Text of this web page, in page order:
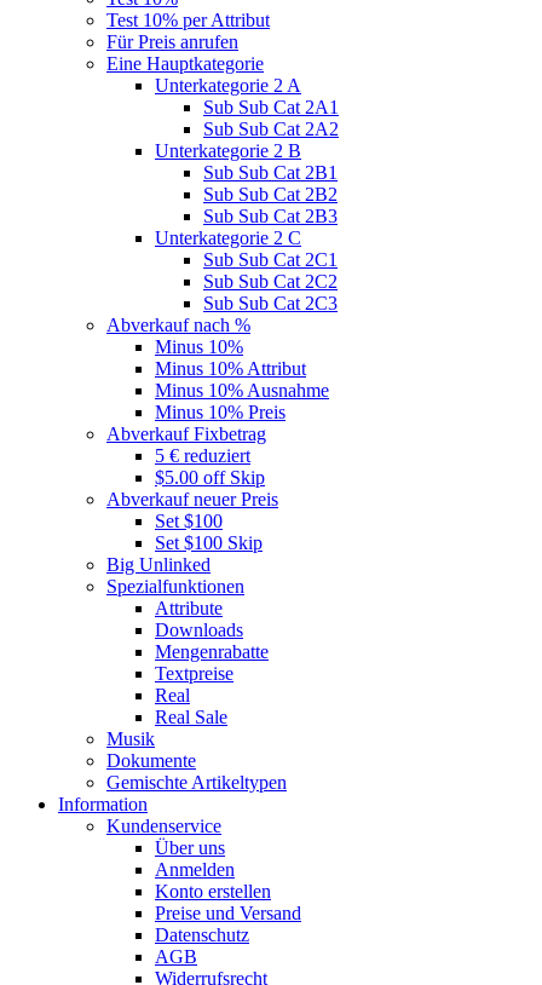
Test 10% per Attribut
Für Preis anrufen
Eine Hauptkategorie
Unterkategorie 2 A
Sub Sub Cat 2A1
Sub Sub Cat 2A2
Unterkategorie 2 B
Sub Sub Cat 2B1
Sub Sub Cat 2B2
Sub Sub Cat 2B3
Unterkategorie 2 C
Sub Sub Cat 2C1
Sub Sub Cat 2C2
Sub Sub Cat 2C3
Abverkauf nach %
Minus 10%
Minus 10% Attribut
Minus 10% Ausnahme
Minus 10% Preis
Abverkauf Fixbetrag
5 € reduziert
$5.00 off Skip
Abverkauf neuer Preis
Set $100
Set $100 Skip
Big Unlinked
Spezialfunktionen
Attribute
Downloads
Mengenrabatte
Textpreise
Real
Real Sale
Musik
Dokumente
Gemischte Artikeltypen
Information
Kundenservice
Über uns
Anmelden
Konto erstellen
Preise und Versand
Datenschutz
AGB
Widerrufsrecht